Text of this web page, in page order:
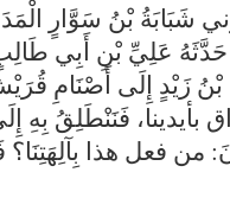
شَبَابَةُ بْنُ سَوَّارٍ
حَدَّثَهُ عَلِيِّ بْنِ أَبِي
بْنُ زَيْدٍ إِلَى أَصْنَامِ
بأيدينا، فَنَنْطَلِقُ
فعل هذا بِآلِهَتِنَا؟